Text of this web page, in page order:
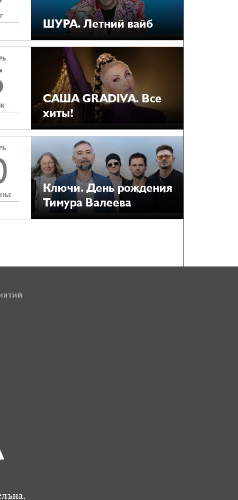
ШУРА. Летний вайб
САША GRADIVA. Все
хиты!
Ключи. День рождения
Тимура Валеева